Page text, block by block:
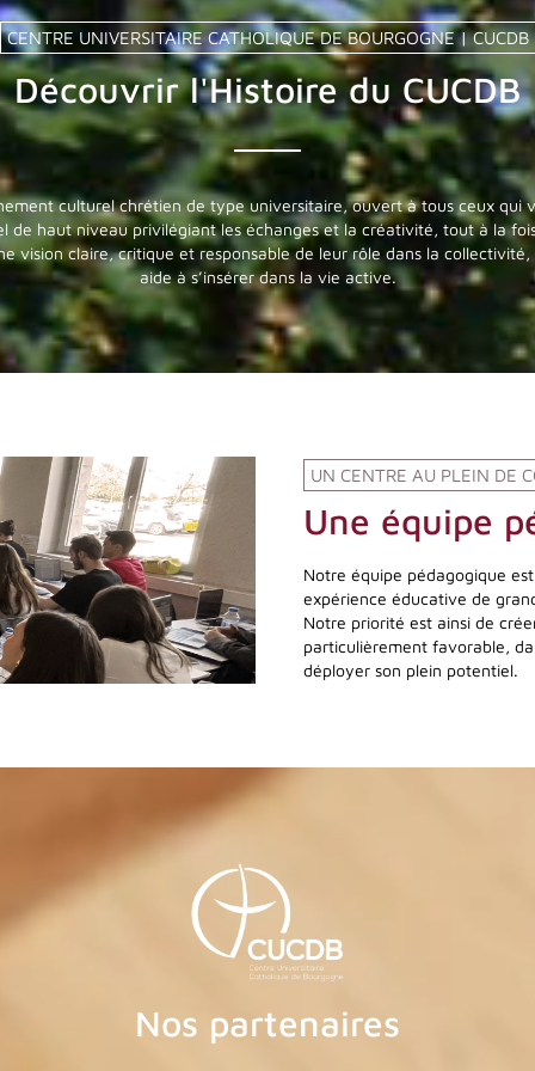
CENTRE UNIVERSITAIRE CATHOLIQUE DE BOURGOGNE | CUCDB
Découvrir l'Histoire du CUCDB
culturel chrétien de type universitaire, ouvert à tous ceux qui
de haut niveau privilégiant les échanges et la créativité, tout à la
vision claire, critique et responsable de leur rôle dans la
aide à s’insérer dans la vie active.
UN CENTRE AU PLEIN DE
Une équipe
Notre équipe pédagogique
expérience éducative de
Notre priorité est ainsi de
particulièrement favorable,
déployer son plein potentiel.
Nos partenaires